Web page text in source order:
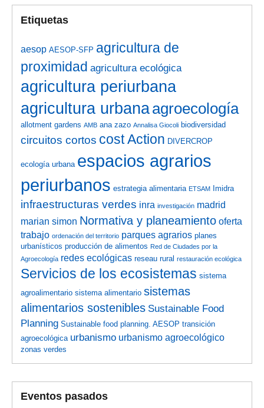
Etiquetas
aesop AESOP-SFP agricultura de
proximidad agricultura ecológica
agricultura periurbana
agricultura urbanaagroecología
allotment gardens AMB ana zazo Annalisa Giocoli biodiversidad
circuitos cortos cost Action DIVERCROP
ecología urbana espacios agrarios
periurbanos estrategia alimentaria ETSAM Imidra
infraestructuras verdes inra investigación madrid
marian simon Normativa y planeamiento oferta
trabajo ordenación del territorio parques agrarios planes
urbanísticos producción de alimentos Red de Ciudades por la
Agroecología redes ecológicas reseau rural restauración ecológica
Servicios de los ecosistemas sistema
agroalimentario sistema alimentario sistemas
alimentarios sostenibles Sustainable Food
Planning Sustainable food planning. AESOP transición
agroecológica urbanismo urbanismo agroecológico
zonas verdes
Eventos pasados